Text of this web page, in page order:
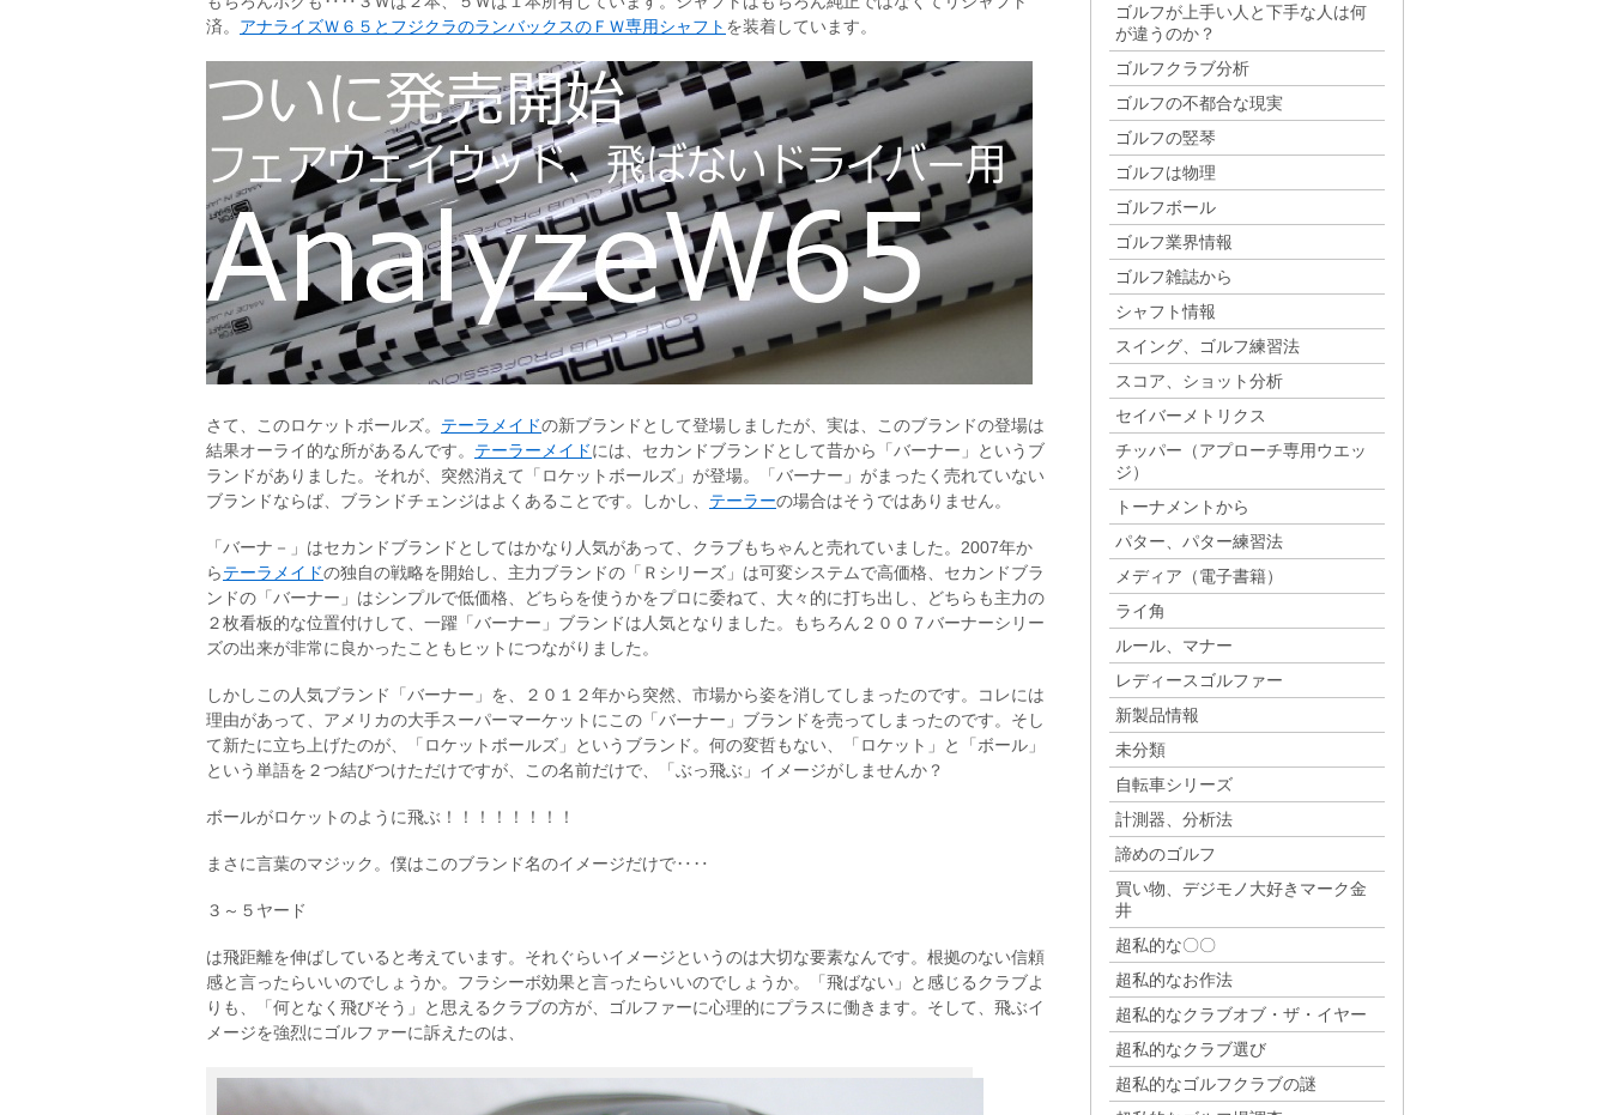
済。 アナライズＷ６５とフジクラのランバックスのＦＷ専用シャフト を装着しています。
さて、このロケットボールズ。 テーラメイドの新ブランドとして登場しましたが、実は、このブランドの登場は
結果オーライ的な所があるんです。 テーラーメイドには、セカンドブランドとして昔から「バーナー」というブ
ランドがありました。それが、突然消えて「ロケットボールズ」が登場。「バーナー」がまったく売れていない
ブランドならば、ブランドチェンジはよくあることです。しかし、 テーラーの場合はそうではありません。
「バーナ－」はセカンドブランドとしてはかなり人気があって、クラブもちゃんと売れていました。2007年か
らテーラメイドの独自の戦略を開始し、主力ブランドの「Ｒシリーズ」は可変システムで高価格、セカンドブラ
ンドの「バーナー」はシンプルで低価格、どちらを使うかをプロに委ねて、大々的に打ち出し、どちらも主力の
２枚看板的な位置付けして、一躍「バーナー」ブランドは人気となりました。もちろん２００７バーナーシリー
ズの出来が非常に良かったこともヒットにつながりました。
しかしこの人気ブランド「バーナー」を、２０１２年から突然、市場から姿を消してしまったのです。コレには
理由があって、アメリカの大手スーパーマーケットにこの「バーナー」ブランドを売ってしまったのです。そし
て新たに立ち上げたのが、「ロケットボールズ」というブランド。何の変哲もない、「ロケット」と「ボール」
という単語を２つ結びつけただけですが、この名前だけで、「ぶっ飛ぶ」イメージがしませんか？
ボールがロケットのように飛ぶ！！！！！！！！
まさに言葉のマジック。僕はこのブランド名のイメージだけで‥‥
３～５ヤード
は飛距離を伸ばしていると考えています。それぐらいイメージというのは大切な要素なんです。根拠のない信頼
感と言ったらいいのでしょうか。フラシーボ効果と言ったらいいのでしょうか。「飛ばない」と感じるクラブよ
りも、「何となく飛びそう」と思えるクラブの方が、ゴルファーに心理的にプラスに働きます。そして、飛ぶイ
メージを強烈にゴルファーに訴えたのは、
ゴルフが上手い人と下手な人は何
が違うのか？
ゴルフクラブ分析
ゴルフの不都合な現実
ゴルフの竪琴
ゴルフは物理
ゴルフボール
ゴルフ業界情報
ゴルフ雑誌から
シャフト情報
スイング、ゴルフ練習法
スコア、ショット分析
セイバーメトリクス
チッパー（アプローチ専用ウエッ
ジ）
トーナメントから
パター、パター練習法
メディア（電子書籍）
ライ角
ルール、マナー
レディースゴルファー
新製品情報
未分類
自転車シリーズ
計測器、分析法
諦めのゴルフ
買い物、デジモノ大好きマーク金
井
超私的な〇〇
超私的なお作法
超私的なクラブオブ・ザ・イヤー
超私的なクラブ選び
超私的なゴルフクラブの謎